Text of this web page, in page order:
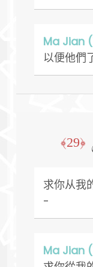
Ma Jian
以便他們
﴿29﴾
求你从我
-
Ma Jian